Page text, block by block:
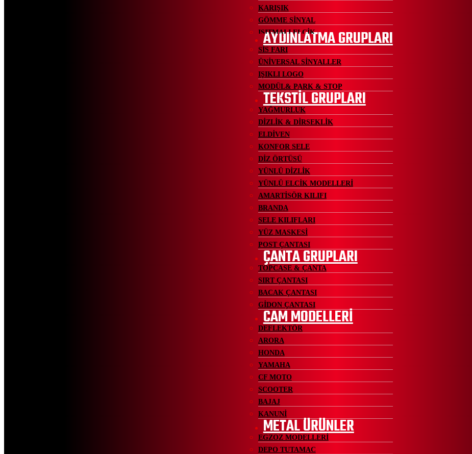
KARIŞIK
GÖMME SİNYAL
ISITMALI ELCİK
AYDINLATMA GRUPLARI
SİS FARI
ÜNİVERSAL SİNYALLER
IŞIKLI LOGO
MODÜL& PARK & STOP
TEKSTİL GRUPLARI
YAĞMURLUK
DİZLİK & DİRSEKLİK
ELDİVEN
KONFOR SELE
DİZ ÖRTÜSÜ
YÜNLÜ DİZLİK
YÜNLÜ ELCİK MODELLERİ
AMARTİSÖR KILIFI
BRANDA
SELE KILIFLARI
YÜZ MASKESİ
POST ÇANTASI
ÇANTA GRUPLARI
TOPCASE & ÇANTA
SIRT ÇANTASI
BACAK ÇANTASI
GİDON ÇANTASI
CAM MODELLERİ
DEFLEKTÖR
ARORA
HONDA
YAMAHA
CF MOTO
SCOOTER
BAJAJ
KANUNİ
METAL ÜRÜNLER
EGZOZ MODELLERİ
DEPO TUTAMAC